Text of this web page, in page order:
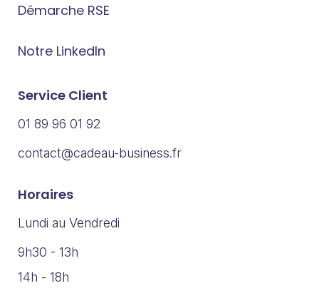
Démarche RSE
Notre LinkedIn
Service Client
01 89 96 01 92
contact@cadeau-business.fr
Horaires
Lundi au Vendredi
9h30 - 13h
14h - 18h